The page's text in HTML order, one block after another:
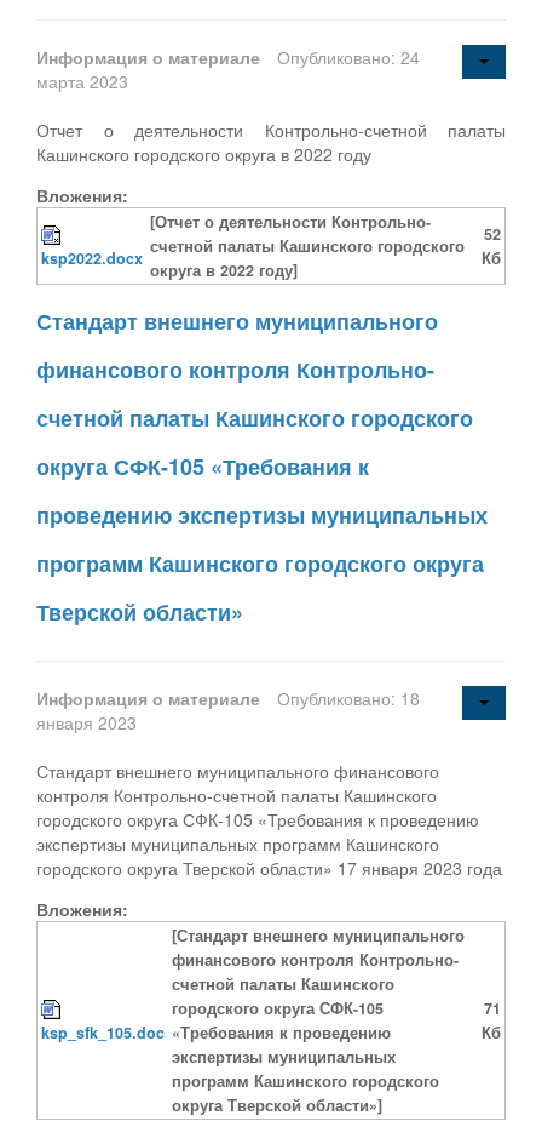
Информация о материале
Опубликовано: 24
марта 2023
Отчет о деятельности Контрольно-счетной палаты
Кашинского городского округа в 2022 году
Вложения:
ksp2022.docx
[Отчет о деятельности Контрольно-
счетной палаты Кашинского городского
округа в 2022 году]
52
Кб
Стандарт внешнего муниципального
финансового контроля Контрольно-
счетной палаты Кашинского городского
округа СФК-105 «Требования к
проведению экспертизы муниципальных
программ Кашинского городского округа
Тверской области»
Информация о материале
Опубликовано: 18
января 2023
Стандарт внешнего муниципального финансового
контроля Контрольно-счетной палаты Кашинского
городского округа СФК-105 «Требования к проведению
экспертизы муниципальных программ Кашинского
городского округа Тверской области» 17 января 2023 года
Вложения:
ksp_sfk_105.doc
[Стандарт внешнего муниципального
финансового контроля Контрольно-
счетной палаты Кашинского
городского округа СФК-105
«Требования к проведению
экспертизы муниципальных
программ Кашинского городского
округа Тверской области»]
71
Кб